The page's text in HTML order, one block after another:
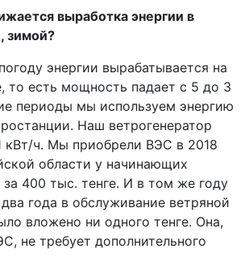
выработка энергии в
зимой?
энергии вырабатывается на
то есть мощность падает с 5 до 3
периоды мы используем энергию
Наш ветрогенератор
кВт/ч. Мы приобрели ВЭС в 2018
области у начинающих
400 тыс. тенге. И в том же году
года в обслуживание ветряной
вложено ни одного тенге. Она,
не требует дополнительного